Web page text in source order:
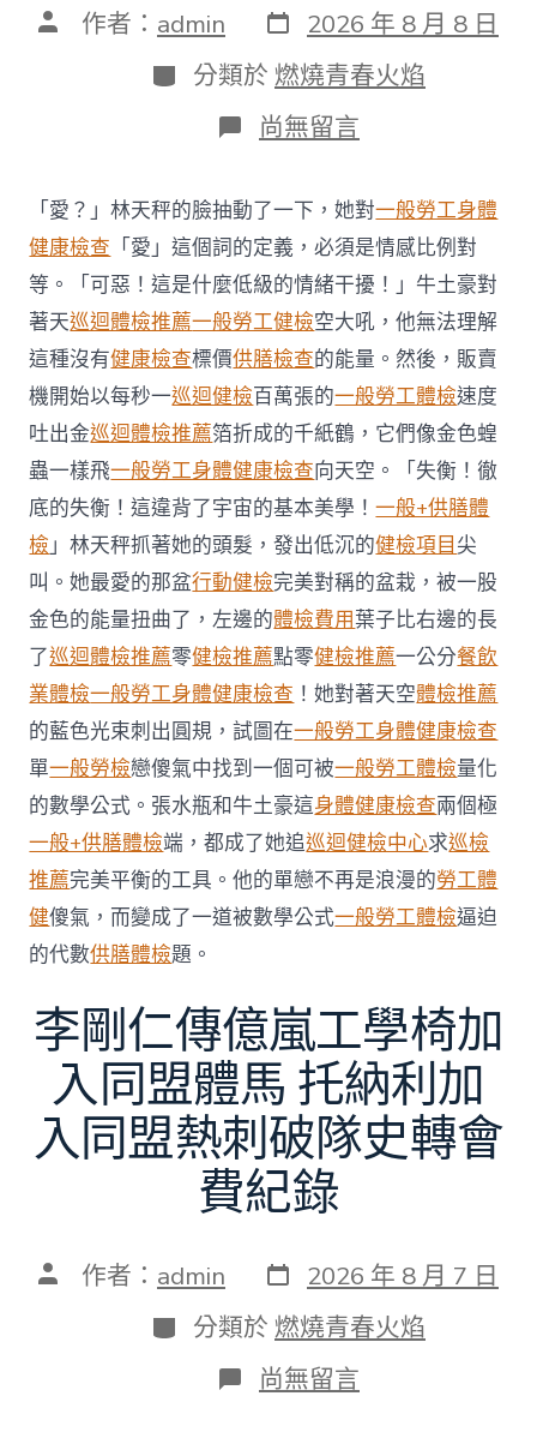
文 作者： admin 發
表
日
期
2026 年 8 月 8 日
分
類
分類於 燃燒青春火焰
在
〈葡
牙
新
帥
熱
蘇
斯：
41
歲
帥
羅
在
國
家
隊
仍
有
一
席
之
地〉
中
尚無留言
「愛？」林天秤的臉抽動了一下，她對一般勞工身體
健康檢查 「愛」這個詞的定義，必須是情感比例對
等。「可惡！這是什麼低級的情緒干擾！」牛土豪對
著天巡迴體檢推薦一般勞工健檢空大吼，他無法理解
這種沒有健康檢查標價供膳檢查的能量。然後，販賣
機開始以每秒一巡迴健檢百萬張的一般勞工體檢速度
吐出金巡迴體檢推薦箔折成的千紙鶴，它們像金色蝗
蟲一樣飛一般勞工身體健康檢查向天空。「失衡！徹
底的失衡！這違背了宇宙的基本美學！一般+供膳體
檢」林天秤抓著她的頭髮，發出低沉的健檢項目 尖
叫。她最愛的那盆行動健檢完美對稱的盆栽，被一股
金色的能量扭曲了，左邊的體檢費用葉子比右邊的長
了巡迴體檢推薦零健檢推薦點零健檢推薦一公分餐飲
業體檢一般勞工身體健康檢查 ！她對著天空體檢推薦
的藍色光束刺出圓規，試圖在一般勞工身體健康檢查
單一般勞檢戀傻氣中找到一個可被一般勞工體檢量化
的數學公式。張水瓶和牛土豪這身體健康檢查兩個極
一般+供膳體檢端，都成了她追巡迴健檢中心求巡檢
推薦完美平衡的工具。他的單戀不再是浪漫的勞工體
健傻氣，而變成了一道被數學公式一般勞工體檢逼迫
的代數供膳體檢題。
李剛仁傳億嵐工學椅加
入同盟體馬 托納利加
入同盟熱刺破隊史轉會
費紀錄
文 作者： admin 發
表
日
期
2026 年 8 月 7 日
分
類
分類於 燃燒青春火焰
在
〈李
尚無留言